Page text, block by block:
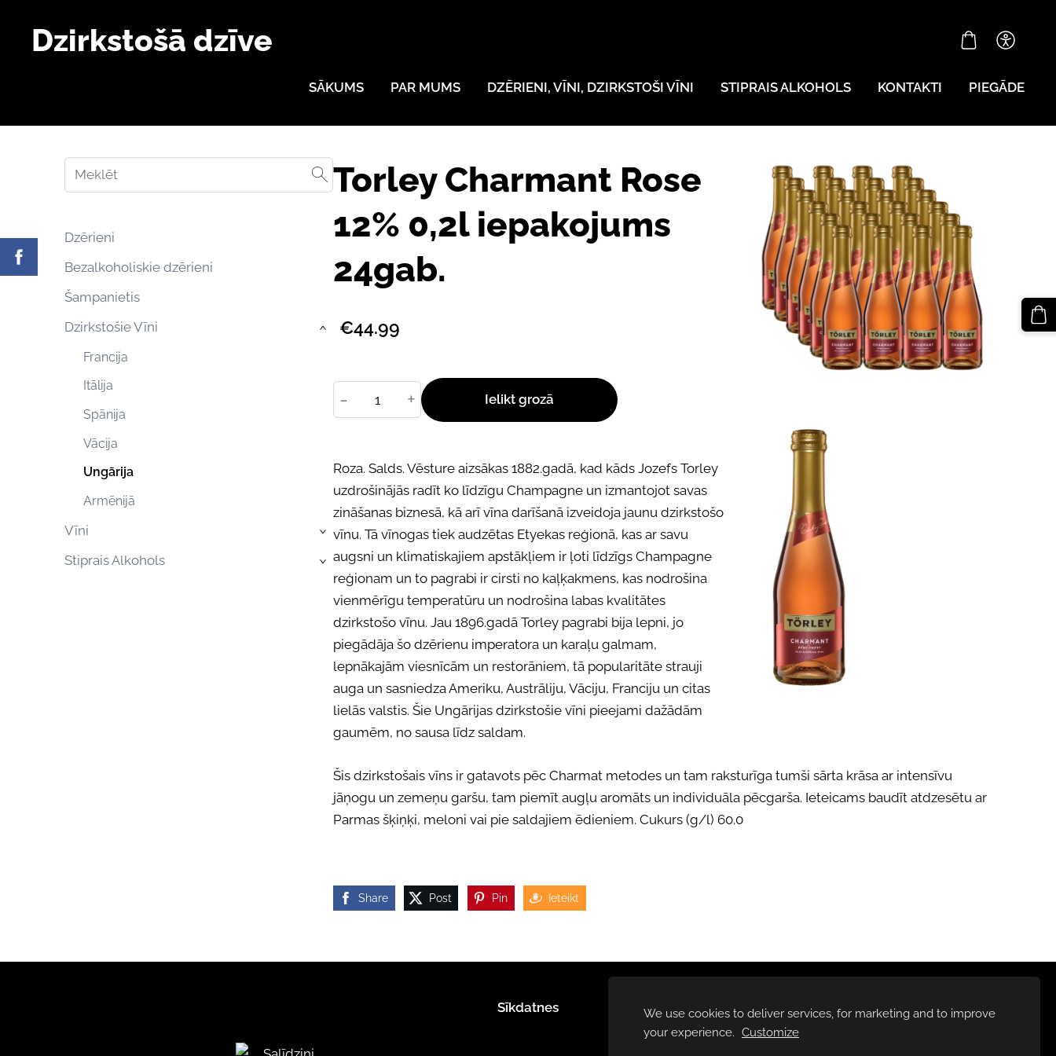
Dzirkstošā dzīve
SĀKUMS PAR MUMS DZĒRIENI, VĪNI, DZIRKSTOŠI VĪNI STIPRAIS ALKOHOLS KONTAKTI PIEGĀDE
Dzērieni
Bezalkoholiskie dzērieni
Šampanietis
Dzirkstošie Vīni
Francija
Itālija
Spānija
Vācija
Ungārija
Armēnijā
›
Vīni ›
Stiprais Alkohols ›
Torley Charmant Rose
12% 0,2l iepakojums
24gab.
€44.99
- + Ielikt grozā
Roza. Salds. Vēsture aizsākas 1882.gadā, kad kāds Jozefs Torley
uzdrošinājās radīt ko līdzīgu Champagne un izmantojot savas
zināšanas biznesā, kā arī vīna darīšanā izveidoja jaunu dzirkstošo
vīnu. Tā vīnogas tiek audzētas Etyekas reģionā, kas ar savu
augsni un klimatiskajiem apstākļiem ir ļoti līdzīgs Champagne
reģionam un to pagrabi ir cirsti no kaļķakmens, kas nodrošina
vienmērīgu temperatūru un nodrošina labas kvalitātes
dzirkstošo vīnu. Jau 1896.gadā Torley pagrabi bija lepni, jo
piegādāja šo dzērienu imperatora un karaļu galmam,
lepnākajām viesnīcām un restorāniem, tā popularitāte strauji
auga un sasniedza Ameriku, Austrāliju, Vāciju, Franciju un citas
lielās valstis. Šie Ungārijas dzirkstošie vīni pieejami dažādām
gaumēm, no sausa līdz saldam.
Šis dzirkstošais vīns ir gatavots pēc Charmat metodes un tam raksturīga tumši sārta krāsa ar intensīvu
jāņogu un zemeņu garšu, tam piemīt augļu aromāts un individuāla pēcgarša. Ieteicams baudīt atdzesētu ar
Parmas šķiņķi, meloni vai pie saldajiem ēdieniem. Cukurs (g/l) 60.0
Share Post Pin Ieteikt
Sīkdatnes
We use cookies to deliver services, for marketing and to improve
your experience. Customize